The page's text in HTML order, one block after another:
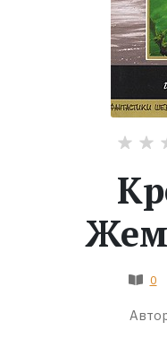
обсуждаемые
0